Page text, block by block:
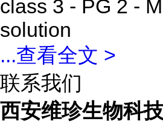
class 3 - PG 2 -
solution
...查看全文 >
联系我们
西安维珍生物科